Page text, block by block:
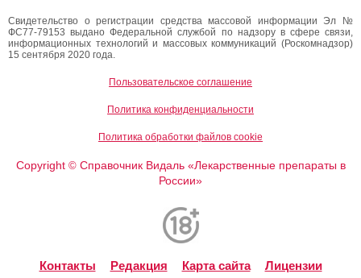
Свидетельство о регистрации средства массовой информации Эл №
ФС77-79153 выдано Федеральной службой по надзору в сфере связи,
информационных технологий и массовых коммуникаций (Роскомнадзор)
15 сентября 2020 года.
Пользовательское соглашение
Политика конфиденциальности
Политика обработки файлов cookie
Copyright ©Справочник Видаль «Лекарственные препараты в
России»
Контакты Редакция Карта сайта Лицензии